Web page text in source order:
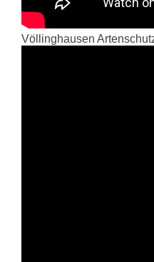
Völlinghausen